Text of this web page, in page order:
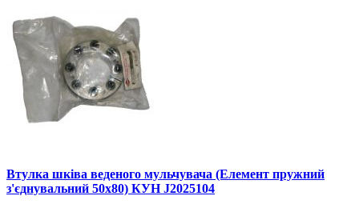
Втулка шківа веденого мульчувача (Елемент пружний
з'єднувальний 50х80) КУН J2025104